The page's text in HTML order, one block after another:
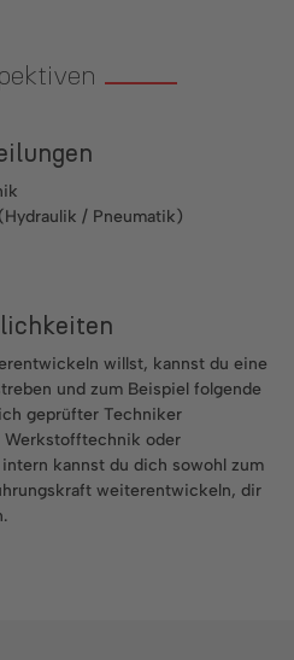
/ Pneumatik)
willst, kannst du eine
und zum Beispiel folgende
geprüfter Techniker
Werkstofftechnik oder
kannst du dich sowohl zum
weiterentwickeln, dir